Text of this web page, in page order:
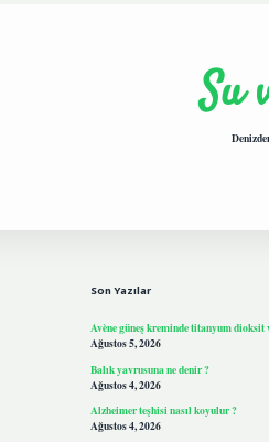
Su
Son Yazılar
Avène güneş kreminde titanyum dioksit
Ağustos 5, 2026
Balık yavrusuna ne denir ?
Ağustos 4, 2026
Alzheimer teşhisi nasıl koyulur ?
Ağustos 4, 2026